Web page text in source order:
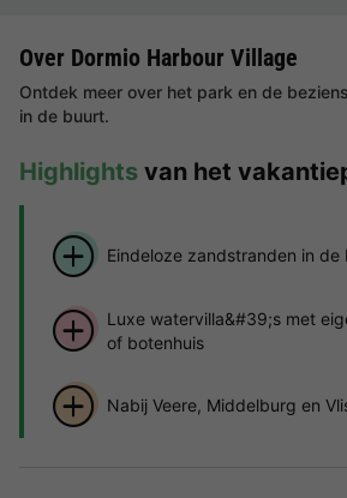
Over Dormio Harbour Village
Ontdek meer over het park en de
in de buurt.
Highlights van het
Eindeloze zandstranden in de
Luxe watervilla&#39;s met
of botenhuis
Nabij Veere, Middelburg en